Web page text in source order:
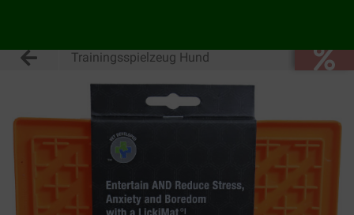
Trainingsspielzeug Hund